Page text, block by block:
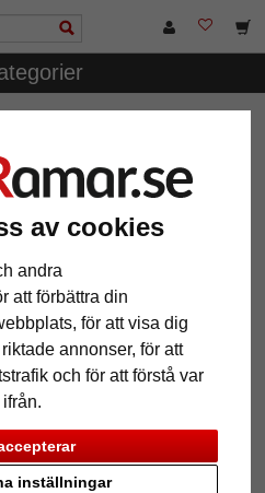
av cookies
andra
att förbättra din
för att visa dig
annonser, för att
och för att förstå var
inställningar
syrafri 1,4